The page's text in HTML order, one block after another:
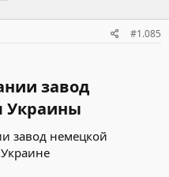
#1.085
завод
Украины​
завод немецкой